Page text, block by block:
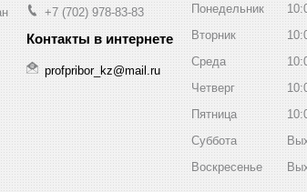
+7 (702) 978-83-83
profpribor_kz@mail.ru
Понедельник
Вторник
Среда
Четверг
Пятница
Суббота
Воскресенье